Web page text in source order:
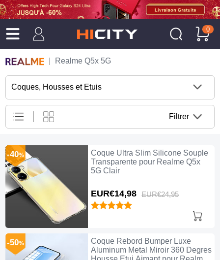
0
Realme Q5x 5G
Coques, Housses et Etuis
Filtrer
Coque Ultra Slim Silicone Souple
Transparente pour Realme Q5x
5G Clair
EUR€14,98 EUR€24,95
-40%
Coque Rebord Bumper Luxe
Aluminum Metal Miroir 360 Degres
-50%